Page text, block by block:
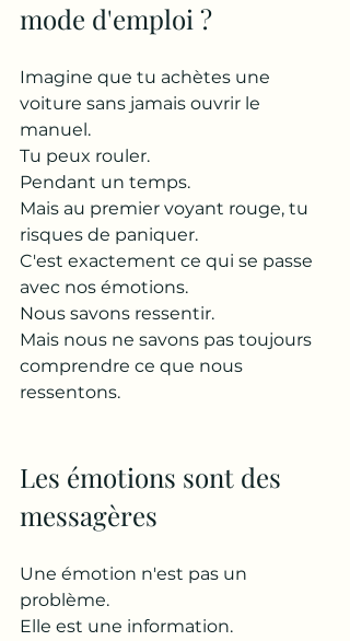
mode d'emploi ?
Imagine que tu achètes une
voiture sans jamais ouvrir le
manuel.
Tu peux rouler.
Pendant un temps.
Mais au premier voyant rouge, tu
risques de paniquer.
C'est exactement ce qui se passe
avec nos émotions.
Nous savons ressentir.
Mais nous ne savons pas toujours
comprendre ce que nous
ressentons.
Les émotions sont des
messagères
Une émotion n'est pas un
problème.
Elle est une information.